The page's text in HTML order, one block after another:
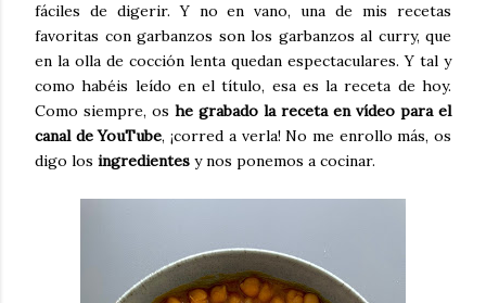
fáciles de digerir. Y no en vano, una de mis recetas
favoritas con garbanzos son los garbanzos al curry, que
en la olla de cocción lenta quedan espectaculares. Y tal y
como habéis leído en el título, esa es la receta de hoy.
Como siempre, os he grabado la receta en vídeo para el
canal de YouTube, ¡corred a verla! No me enrollo más, os
digo los ingredientes y nos ponemos a cocinar.